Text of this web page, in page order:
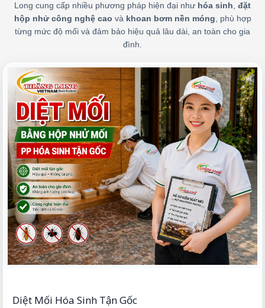
Long cung cấp nhiều phương pháp hiện đại như hóa sinh đặt
hộp nhử công nghệ cao và khoan bơm nền móng , phù hợp
từng mức độ mối và đảm bảo hiệu quả lâu dài, an toàn cho gia
đình.
Diệt Mối Hóa Sinh Tận Gốc